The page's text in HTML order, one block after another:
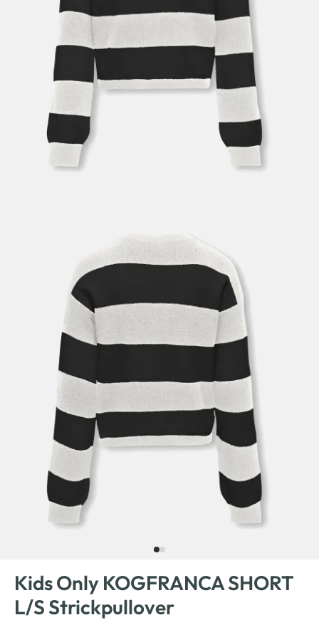
Kids Only KOGFRANCA SHORT
L/S Strickpullover